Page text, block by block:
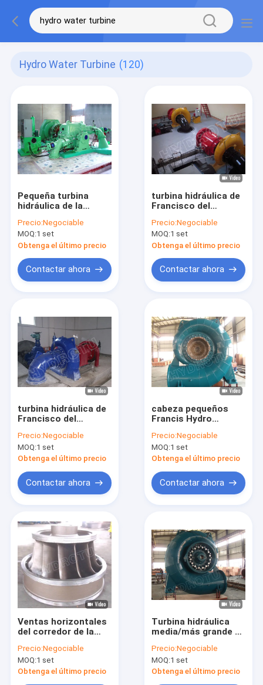
Hydro Water Turbine (120)
Pequeña turbina
hidráulica de la
la turbina de
impulso/del agua de
Turgo con el
corredor del acero
inoxidable
Precio:Negociable
MOQ:1 set
Obtenga el último precio
Contactar ahora
turbina hidráulica de
Francisco del
horizontal 400KW,
generador de turbina
del agua de
Francisco
Precio:Negociable
MOQ:1 set
Obtenga el último precio
Contactar ahora
turbina hidráulica de
Francisco del
horizontal 200KW,
generador de turbina
del agua de
Precio:Negociable
MOQ:1 set
Obtenga el último precio
Contactar ahora
cabeza pequeños
Francis Hydro
Water Turbine del
agua de los 20m
-300m con el
Precio:Negociable
MOQ:1 set
Obtenga el último precio
Contactar ahora
Ventas horizontales
del corredor de la
Francisco con el
gobernador y la
válvula síncronos de
Precio:Negociable
MOQ:1 set
Obtenga el último precio
Turbina hidráulica
media/más grande de
agua de Francisco
con el generador
sincrónico para el
Precio:Negociable
MOQ:1 set
Obtenga el último precio